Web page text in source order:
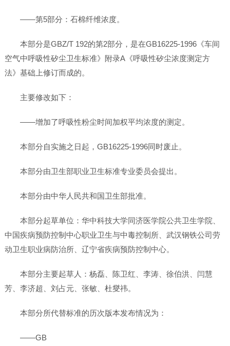
——第5部分：石棉纤维浓度。
本部分是GBZ/T 192的第2部分，是在GB16225-1996《车间
空气中呼吸性矽尘卫生标准》附录A《呼吸性矽尘浓度测定方
法》基础上修订而成的。
主要修改如下：
——增加了呼吸性粉尘时间加权平均浓度的测定。
本部分自实施之日起，GB16225-1996同时废止。
本部分由卫生部职业卫生标准专业委员会提出。
本部分由中华人民共和国卫生部批准。
本部分起草单位：华中科技大学同济医学院公共卫生学院、
中国疾病预防控制中心职业卫生与中毒控制所、武汉钢铁公司劳
动卫生职业病防治所、辽宁省疾病预防控制中心。
本部分主要起草人：杨磊、陈卫红、李涛、徐伯洪、闫慧
芳、李济超、刘占元、张敏、杜燮祎。
本部分所代替标准的历次版本发布情况为：
——GB